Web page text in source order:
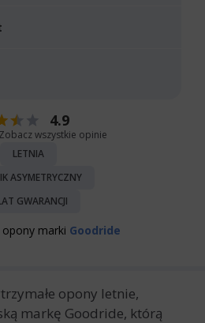
4.9
Zobacz wszystkie opinie
LETNIA
ASYMETRYCZNY
GWARANCJI
marki Goodride
opony letnie,
markę Goodride, którą